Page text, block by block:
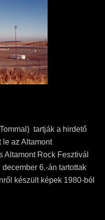
tartják a hirdető
le az Altamont
Altamont Rock Fesztivál
6.-án tartottak
készült képek 1980-ból